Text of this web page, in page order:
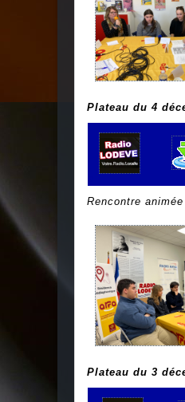
Plateau du 4
Rencontre
Plateau du 3